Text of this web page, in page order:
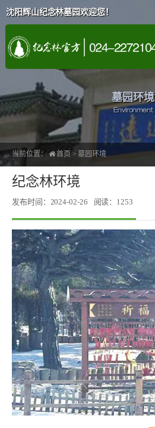
沈阳辉山纪念林墓园欢迎您！
墓园环境
Environment
当前位置： 首页 >墓园环境
纪念林环境
发布时间：2024-02-26 阅读：1253